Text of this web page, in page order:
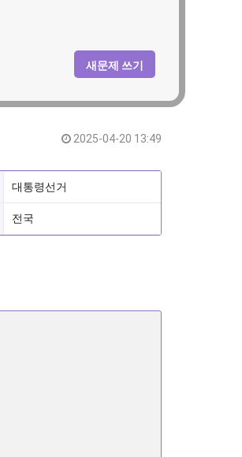
새문제 쓰기
2025-04-20 13:49
대통령선거
전국